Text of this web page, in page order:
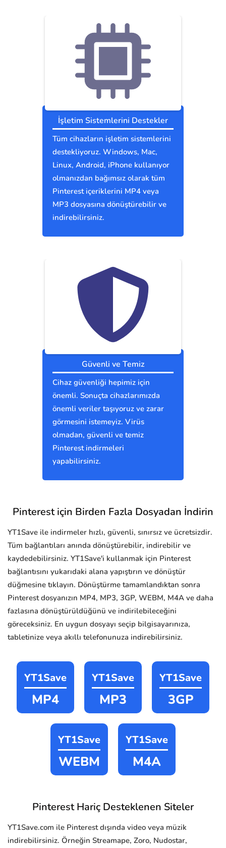
İşletim Sistemlerini Destekler
Tüm cihazların işletim sistemlerini
destekliyoruz. Windows, Mac,
Linux, Android, iPhone kullanıyor
olmanızdan bağımsız olarak tüm
Pinterest içeriklerini MP4 veya
MP3 dosyasına dönüştürebilir ve
indirebilirsiniz.
Güvenli ve Temiz
Cihaz güvenliği hepimiz için
önemli. Sonuçta cihazlarımızda
önemli veriler taşıyoruz ve zarar
görmesini istemeyiz. Virüs
olmadan, güvenli ve temiz
Pinterest indirmeleri
yapabilirsiniz.
Pinterest için Birden Fazla Dosyadan İndirin
YT1Save ile indirmeler hızlı, güvenli, sınırsız ve ücretsizdir.
Tüm bağlantıları anında dönüştürebilir, indirebilir ve
kaydedebilirsiniz. YT1Save'i kullanmak için Pinterest
bağlantısını yukarıdaki alana yapıştırın ve dönüştür
düğmesine tıklayın. Dönüştürme tamamlandıktan sonra
Pinterest dosyanızın MP4, MP3, 3GP, WEBM, M4A ve daha
fazlasına dönüştürüldüğünü ve indirilebileceğini
göreceksiniz. En uygun dosyayı seçip bilgisayarınıza,
tabletinize veya akıllı telefonunuza indirebilirsiniz.
YT1Save
MP4
YT1Save
MP3
YT1Save
3GP
YT1Save
WEBM
YT1Save
M4A
Pinterest Hariç Desteklenen Siteler
YT1Save.com ile Pinterest dışında video veya müzik
indirebilirsiniz. Örneğin Streamape, Zoro, Nudostar,